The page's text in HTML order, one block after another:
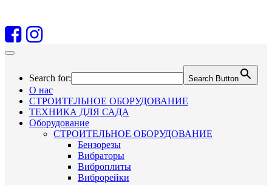
Search for: Search Button
О нас
СТРОИТЕЛЬНОЕ ОБОРУДОВАНИЕ
ТЕХНИКА ДЛЯ САДА
Оборудование
СТРОИТЕЛЬНОЕ ОБОРУДОВАНИЕ
Бензорезы
Вибраторы
Виброплиты
Виброрейки